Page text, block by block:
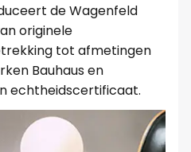
de Wagenfeld
originele
tot afmetingen
Bauhaus en
echtheidscertificaat.